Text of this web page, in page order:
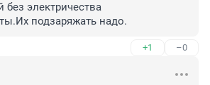
электричества
подзаряжать надо.
+1 –0